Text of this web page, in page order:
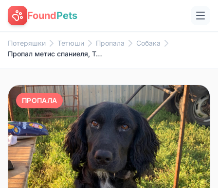
FoundPets
Потеряшки Тетюши Пропала
Собака
Пропал метис спаниеля, Тетюшский район
ПРОПАЛА